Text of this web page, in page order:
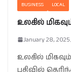
BUSINESS LOCAL
உலகில்
January 28, 2025
உலகில்
பதிவில்